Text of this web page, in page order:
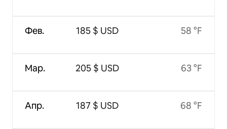
Фев.
Мар.
Апр.
185 $ USD
205 $ USD
187 $ USD
58 °F
63 °F
68 °F